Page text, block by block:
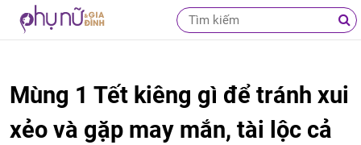
Mùng 1 Tết kiêng gì để tránh xui
xẻo và gặp may mắn, tài lộc cả